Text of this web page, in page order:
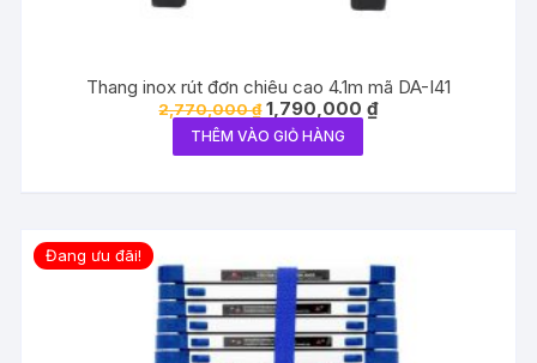
Thang inox rút đơn chiêu cao 4.1m mã DA-I41
2,770,000₫ Giá
gốc
là:
2,770,000 ₫.
1,790,000₫Giá
hiện
THÊM VÀO GIỎ HÀNG
Đang ưu đãi!